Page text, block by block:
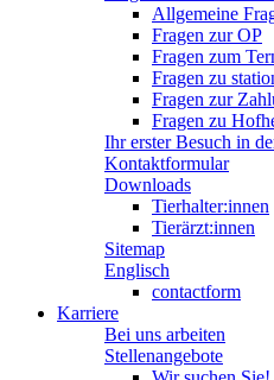
Allgemeine
Fragen zur OP
Fragen zum
Fragen zu
Fragen zur
Fragen zu
Ihr erster Besuch in
Kontaktformular
Downloads
Tierhalter:innen
Tierärzt:innen
Sitemap
Englisch
contactform
Karriere
Bei uns arbeiten
Stellenangebote